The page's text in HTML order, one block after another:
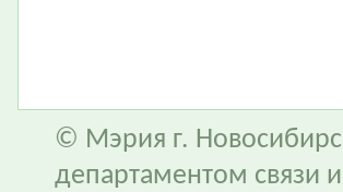
© Мэрия г.
департаментом связи